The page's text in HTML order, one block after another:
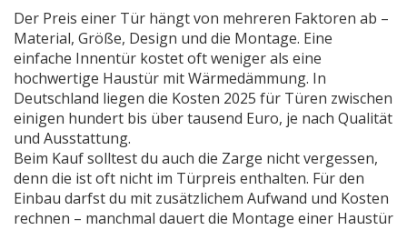
Der Preis einer Tür hängt von mehreren Faktoren ab –
Material, Größe, Design und die Montage. Eine
einfache Innentür kostet oft weniger als eine
hochwertige Haustür mit Wärmedämmung. In
Deutschland liegen die Kosten 2025 für Türen zwischen
einigen hundert bis über tausend Euro, je nach Qualität
und Ausstattung.
Beim Kauf solltest du auch die Zarge nicht vergessen,
denn die ist oft nicht im Türpreis enthalten. Für den
Einbau darfst du mit zusätzlichem Aufwand und Kosten
rechnen – manchmal dauert die Montage einer Haustür